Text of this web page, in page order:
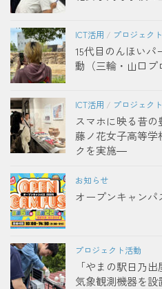
ICT活用 / プロジェク
15代目のんほい
動（三輪・山口プ
ICT活用 / プロジェク
スマホに映る昔
藤ノ花女子高等
クを実施―
お知らせ
オープンキャンパ
プロジェクト活動
「やまの駅日乃
気象観測機器を